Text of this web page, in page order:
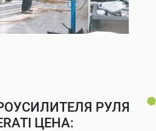
РУЛЯ
ЦЕНА: